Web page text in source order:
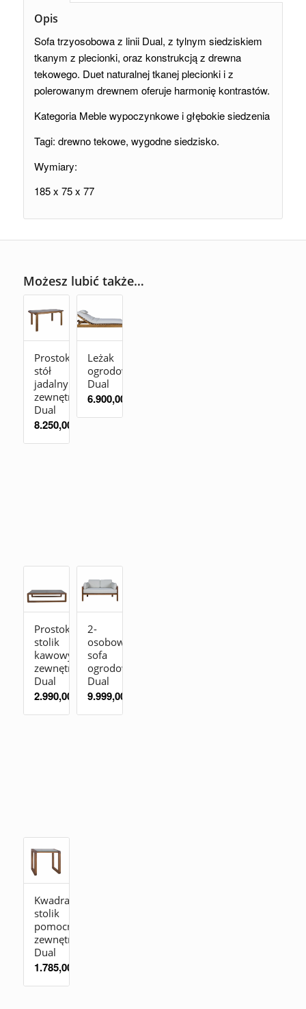
Opis
Sofa trzyosobowa z linii Dual, z tylnym siedziskiem
tkanym z plecionki, oraz konstrukcją z drewna
tekowego. Duet naturalnej tkanej plecionki i z
polerowanym drewnem oferuje harmonię kontrastów.
Kategoria Meble wypoczynkowe i głębokie siedzenia
Tagi: drewno tekowe, wygodne siedzisko.
Wymiary:
185 x 75 x 77
Możesz lubić także…
Prostokątny
stół
jadalny
zewnętrzny
Dual
8.250,00
Leżak
ogrodowy
Dual
6.900,00
Prostokątny
stolik
kawowy
zewnętrzny
Dual
2.990,00
2-
osobowa
sofa
ogrodowa
Dual
9.999,00
Kwadratowy
stolik
pomocniczy
zewnętrzny
Dual
1.785,00